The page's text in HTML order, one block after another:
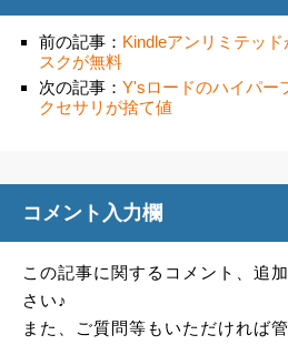
前の記事： Kindleアンリミテッ
スクが無料
次の記事： Y'sロードのハイパー
クセサリが捨て値
コメント入力欄
この記事に関するコメント、追
さい♪
また、ご質問等もいただければ